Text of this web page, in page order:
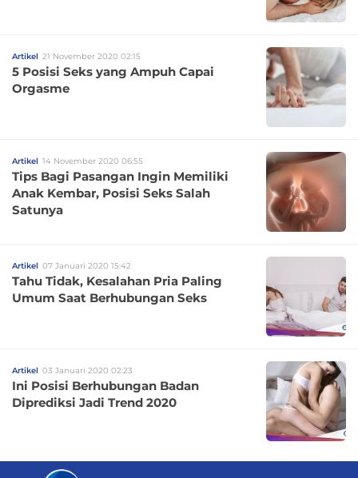
Artikel 21 November 2020 02:15
5 Posisi Seks yang Ampuh Capai
Orgasme
Artikel 14 November 2020 06:55
Tips Bagi Pasangan Ingin Memiliki
Anak Kembar, Posisi Seks Salah
Satunya
Artikel 07 Januari 2020 15:42
Tahu Tidak, Kesalahan Pria Paling
Umum Saat Berhubungan Seks
Artikel 03 Januari 2020 02:23
Ini Posisi Berhubungan Badan
Diprediksi Jadi Trend 2020